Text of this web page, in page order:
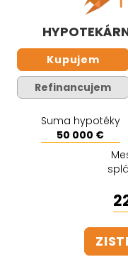
Kupujem
Refinancujem
Suma hypotéky
50 000 €